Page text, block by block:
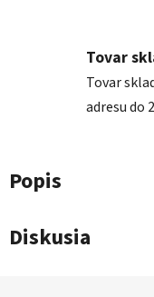
Tovar
Tovar
adresu do
Popis
Diskusia